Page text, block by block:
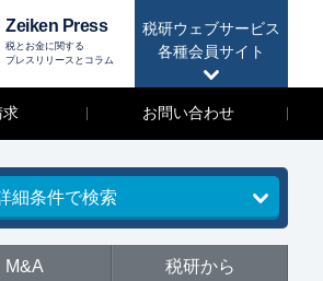
税研ウェブサービス
各種会員サイト
Zeiken Press
税とお金に関する
プレスリリースとコラム
求 お問い合わせ
細条件で検索
M&A 税研から